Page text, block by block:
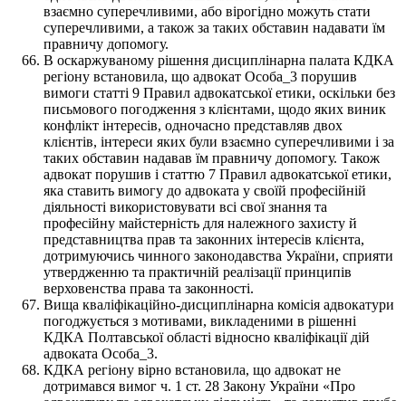
взаємно суперечливими, або вірогідно можуть стати
суперечливими, а також за таких обставин надавати їм
правничу допомогу.
В оскаржуваному рішення дисциплінарна палата КДКА
регіону встановила, що адвокат Особа_3 порушив
вимоги статті 9 Правил адвокатської етики, оскільки без
письмового погодження з клієнтами, щодо яких виник
конфлікт інтересів, одночасно представляв двох
клієнтів, інтереси яких були взаємно суперечливими і за
таких обставин надавав їм правничу допомогу. Також
адвокат порушив і статтю 7 Правил адвокатської етики,
яка ставить вимогу до адвоката у своїй професійній
діяльності використовувати всі свої знання та
професійну майстерність для належного захисту й
представництва прав та законних інтересів клієнта,
дотримуючись чинного законодавства України, сприяти
утвердженню та практичній реалізації принципів
верховенства права та законності.
Вища кваліфікаційно-дисциплінарна комісія адвокатури
погоджується з мотивами, викладеними в рішенні
КДКА Полтавської області відносно кваліфікації дій
адвоката Особа_3.
КДКА регіону вірно встановила, що адвокат не
дотримався вимог ч. 1 ст. 28 Закону України «Про